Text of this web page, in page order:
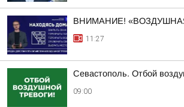
ВНИМАНИЕ!
11:27
Севастополь. Отбой
09:00